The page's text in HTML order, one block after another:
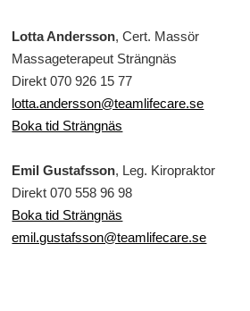
Lotta Andersson, Cert. Massör
Massageterapeut Strängnäs
Direkt 070 926 15 77
lotta.andersson@teamlifecare.se
Boka tid Strängnäs
Emil Gustafsson, Leg. Kiropraktor
Direkt 070 558 96 98
Boka tid Strängnäs
emil.gustafsson@teamlifecare.se